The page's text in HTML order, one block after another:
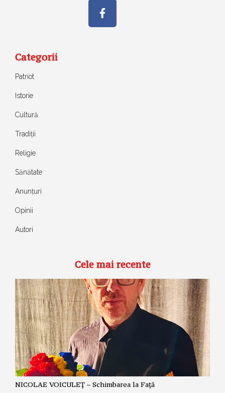
Categorii
Patriot
Istorie
Cultură
Tradiții
Religie
Sănătate
Anunțuri
Opinii
Autori
Cele mai recente
NICOLAE VOICULEȚ – Schimbarea la Față